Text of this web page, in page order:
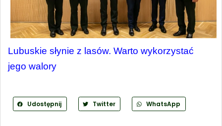
Lubuskie słynie z lasów. Warto wykorzystać
jego walory
Udostępnij Twitter WhatsApp